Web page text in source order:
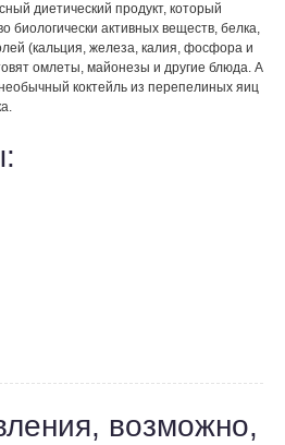
диетический продукт, который
биологически активных веществ, белка,
(кальция, железа, калия, фосфора и
омлеты, майонезы и другие блюда. А
коктейль из перепелиных яиц
возможно,